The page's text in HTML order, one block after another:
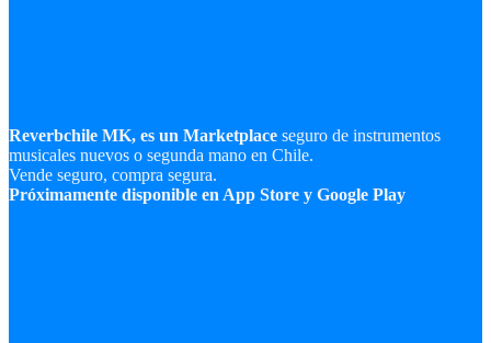
Reverbchile MK, es un Marketplace seguro de instrumentos
musicales nuevos o segunda mano en Chile.
Vende seguro, compra segura.
Próximamente disponible en App Store y Google Play